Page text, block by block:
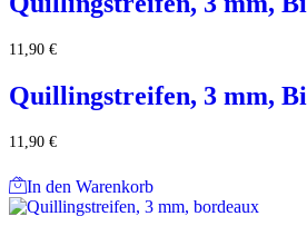
11,90 €
Quillingstreifen, 3 mm,
11,90 €
In den Warenkorb